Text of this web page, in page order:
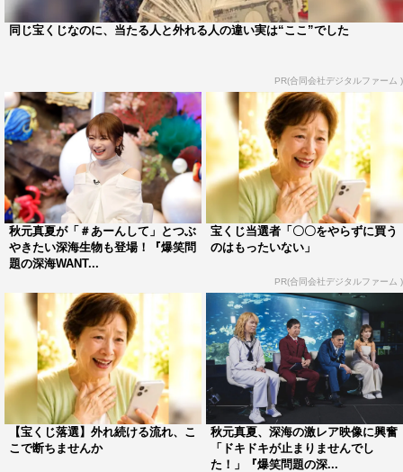
に一度の異常事態が発生していた。全国でもまれな多さ
で、激レア深海生物の幼魚が発見されているのだ。そこ
最新の研究で、深海生物も、幼魚のときは浅瀬で暮らすこ
とが多いことが分かってきた。さらに、駿河湾では、黒潮
の流れが大きく変わる「長期大蛇行現象」が起きているこ
とで、湾沖の表層に無数の深海生物の幼魚が集まるポイン
トができているという。
峯水が長年の経験を基にポイントを探り出し、撮影に挑
む。そして、映し出された「光を当てると宝石のような輝
きを放つ」深海幼魚たちの姿に、スタジオもうっとり。さ
らに、峯水が水中で思わず叫んだ「美しすぎる激レア深海
生物」の幼魚が姿を現す。
収録を振り返り、爆笑問題の田中裕二は、「美術館へ行っ
たみたい。素晴らしい自然のアート作品」と今回の見どこ
ろを。両方のロケに参加した鈴木香里武は、「今回は水深
同じ宝くじなのに、当たる人と外れる人の違い実は“ここ”でした
PR(合同会社デジタルファーム )
秋元真夏が「＃あーんして」とつぶ
やきたい深海生物も登場！『爆笑問
題の深海WANT...
宝くじ当選者「〇〇をやらずに買う
のはもったいない」
PR(合同会社デジタルファーム )
【宝くじ落選】外れ続ける流れ、こ
こで断ちませんか
秋元真夏、深海の激レア映像に興奮
「ドキドキが止まりませんでし
た！」『爆笑問題の深...